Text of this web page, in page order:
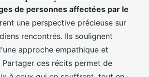
de personnes affectées par le
une perspective précieuse sur
rencontrés. Ils soulignent
approche empathique et
Partager ces récits permet de